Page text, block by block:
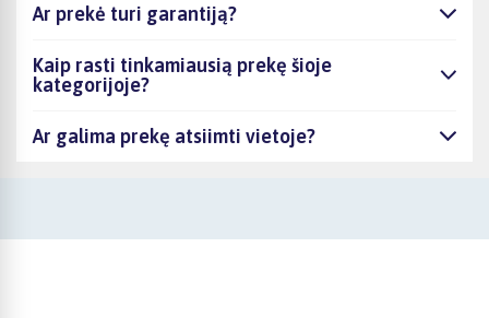
Ar prekė turi garantiją?
Kaip rasti tinkamiausią prekę šioje
kategorijoje?
Ar galima prekę atsiimti vietoje?